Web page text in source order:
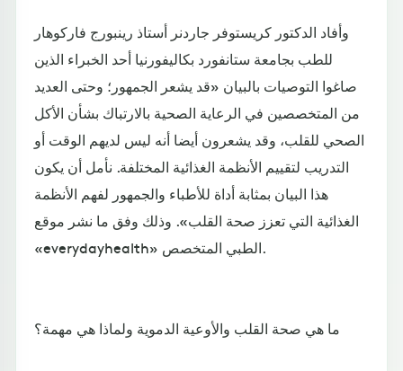
وأفاد الدكتور كريستوفر جاردنر أستاذ رينبورج فاركوهار
للطب بجامعة ستانفورد بكاليفورنيا أحد الخبراء الذين
صاغوا التوصيات بالبيان «قد يشعر الجمهور؛ وحتى العديد
من المتخصصين في الرعاية الصحية بالارتباك بشأن الأكل
الصحي للقلب، وقد يشعرون أيضا أنه ليس لديهم الوقت أو
التدريب لتقييم الأنظمة الغذائية المختلفة. نأمل أن يكون
هذا البيان بمثابة أداة للأطباء والجمهور لفهم الأنظمة
الغذائية التي تعزز صحة القلب». وذلك وفق ما نشر موقع
«everydayhealth» الطبي المتخصص.
ما هي صحة القلب والأوعية الدموية ولماذا هي مهمة؟